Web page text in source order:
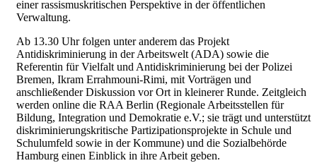
einer rassismuskritischen Perspektive in der öffentlichen
Verwaltung.
Ab 13.30 Uhr folgen unter anderem das Projekt
Antidiskriminierung in der Arbeitswelt (ADA) sowie die
Referentin für Vielfalt und Antidiskriminierung bei der Polizei
Bremen, Ikram Errahmouni-Rimi, mit Vorträgen und
anschließender Diskussion vor Ort in kleinerer Runde. Zeitgleich
werden online die RAA Berlin (Regionale Arbeitsstellen für
Bildung, Integration und Demokratie e.V.; sie trägt und unterstützt
diskriminierungskritische Partizipationsprojekte in Schule und
Schulumfeld sowie in der Kommune) und die Sozialbehörde
Hamburg einen Einblick in ihre Arbeit geben.